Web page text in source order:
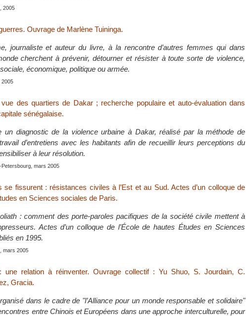
2005
Ouvrage de Marlène Tuininga.
journaliste et auteur du livre, à la rencontre d’autres femmes qui dans
cherchent à prévenir, détourner et résister à toute sorte de violence,
économique, politique ou armée.
2005
des quartiers de Dakar ; recherche populaire et auto-évaluation dans
sénégalaise.
un diagnostic de la violence urbaine à Dakar, réalisé par la méthode de
d’entretiens avec les habitants afin de recueillir leurs perceptions du
à leur résolution.
Petersbourg, mars 2005
se fissurent : résistances civiles à l’Est et au Sud. Actes d’un colloque de
en Sciences sociales de Paris.
: comment des porte-paroles pacifiques de la société civile mettent à
Actes d’un colloque de l’École de hautes Études en Sciences
en 1995.
mars 2005
une relation à réinventer. Ouvrage collectif : Yu Shuo, S. Jourdain, C.
Gracia.
dans le cadre de "l’Alliance pour un monde responsable et solidaire"
entre Chinois et Européens dans une approche interculturelle, pour